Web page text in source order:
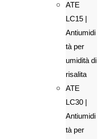
ATE
LC15 |
Antiumidi
tà per
umidità di
risalita
ATE
LC30 |
Antiumidi
tà per